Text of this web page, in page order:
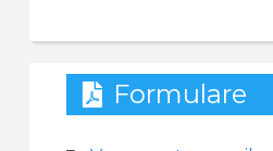
Formulare